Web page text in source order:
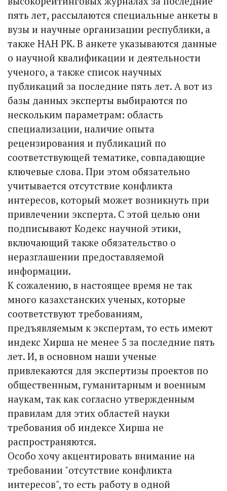
пять лет, рассылаются специальные анкеты в
вузы и научные организации республики, а
также НАН РК. В анкете указываются данные
о научной квалификации и деятельности
ученого, а также список научных
публикаций за последние пять лет. А вот из
базы данных эксперты выбираются по
нескольким параметрам: область
специализации, наличие опыта
рецензирования и публикаций по
соответствующей тематике, совпадающие
ключевые слова. При этом обязательно
учитывается отсутствие конфликта
интересов, который может возникнуть при
привлечении эксперта. С этой целью они
подписывают Кодекс научной этики,
включающий также обязательство о
неразглашении предоставляемой
информации.
К сожалению, в настоящее время не так
много казахстанских ученых, которые
соответствуют требованиям,
предъявляемым к экспертам, то есть имеют
индекс Хирша не менее 5 за последние пять
лет. И, в основном наши ученые
привлекаются для экспертизы проектов по
общественным, гуманитарным и военным
наукам, так как согласно утвержденным
правилам для этих областей науки
требования об индексе Хирша не
распространяются.
Особо хочу акцентировать внимание на
требовании "отсутствие конфликта
интересов", то есть работу в одной